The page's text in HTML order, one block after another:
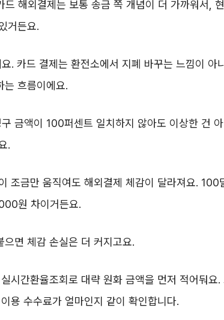
해외결제는 보통 송금 쪽 개념이 더 가까워서,
거든요.
. 카드 결제는 환전소에서 지폐 바꾸는 느낌이 아
는 흐름이에요.
금액이 100퍼센트 일치하지 않아도 이상한 건 아
.
조금만 움직여도 해외결제 체감이 달라져요. 100
원 차이거든요.
면 체감 손실은 더 커지고요.
시간환율조회로 대략 원화 금액을 먼저 적어둬요.
용 수수료가 얼마인지 같이 확인합니다.